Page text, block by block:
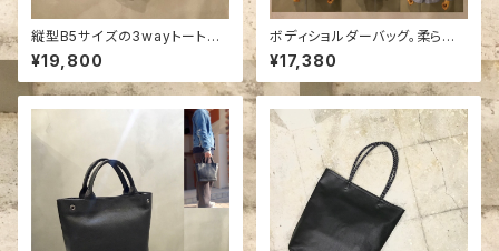
縦型B5サイズの3wayトートシ
ョルダーバッグ。柔らか牛革／男
女兼用
¥19,800
ボディショルダーバッグ。柔らか
い牛革。男女兼用。
¥17,380